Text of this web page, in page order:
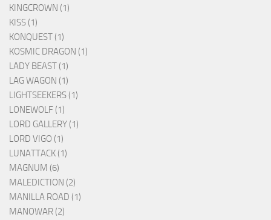
KINGCROWN (1)
KISS (1)
KONQUEST (1)
KOSMIC DRAGON (1)
LADY BEAST (1)
LAG WAGON (1)
LIGHTSEEKERS (1)
LONEWOLF (1)
LORD GALLERY (1)
LORD VIGO (1)
LUNATTACK (1)
MAGNUM (6)
MALEDICTION (2)
MANILLA ROAD (1)
MANOWAR (2)